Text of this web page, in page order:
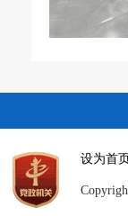
设为首